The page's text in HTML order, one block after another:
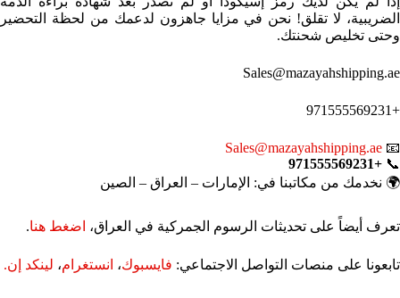
الضريبية، لا تقلق! نحن في مزايا جاهزون لدعمك من لحظة التحضير
وحتى تخليص شحنتك.
Sales@mazayahshipping.ae
+971555569231
📧
Sales@mazayahshipping.ae
📞
+971555569231
🌍 نخدمك من مكاتبنا في: الإمارات – العراق – الصين
تعرف أيضاً على تحديثات الرسوم الجمركية في العراق، اضغط هنا.
تابعونا على منصات التواصل الاجتماعي: فايسبوك، انستغرام، لينكد إن.